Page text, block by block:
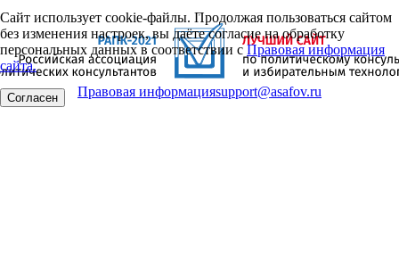
Сайт использует cookie-файлы. Продолжая пользоваться сайтом
без изменения настроек, вы даёте согласие на обработку
персональных данных в соответствии сПравовая информация
сайта.
Согласен Правовая информацияsupport@asafov.ru